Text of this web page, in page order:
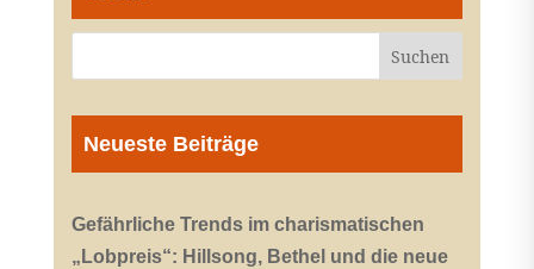
Neueste Beiträge
Gefährliche Trends im charismatischen
„Lobpreis“: Hillsong, Bethel und die neue